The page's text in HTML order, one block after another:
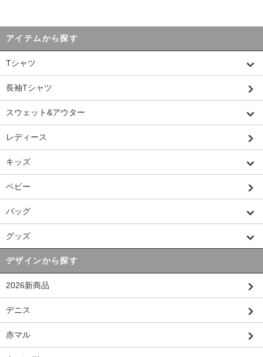
アイテムから探す
Tシャツ
長袖Tシャツ
スウェット&アウター
レディース
キッズ
ベビー
バッグ
グッズ
デザインから探す
2026新商品
デニス
赤マル